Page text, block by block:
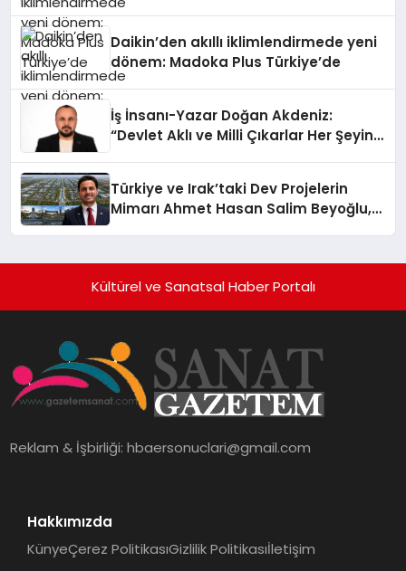
Daikin’den akıllı iklimlendirmede yeni
dönem: Madoka Plus Türkiye’de
İş İnsanı-Yazar Doğan Akdeniz:
“Devlet Aklı ve Milli Çıkarlar Her Şeyin
Türkiye ve Irak’taki Dev Projelerin
Mimarı Ahmet Hasan Salim Beyoğlu,
Hayata Geçirecek
Kültürel ve Sanatsal Haber Portalı
Reklam & İşbirliği:hbaersonuclari@gmail.com
Hakkımızda
KünyeÇerez PolitikasıGizlilik Politikasıİletişim